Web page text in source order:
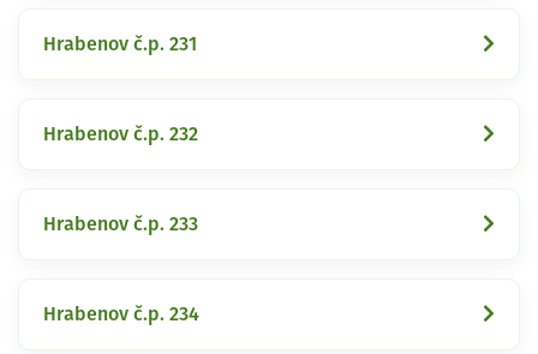
Hrabenov č.p. 231
Hrabenov č.p. 232
Hrabenov č.p. 233
Hrabenov č.p. 234